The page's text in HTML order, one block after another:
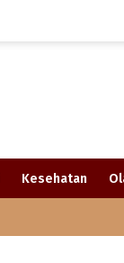
Kesehatan